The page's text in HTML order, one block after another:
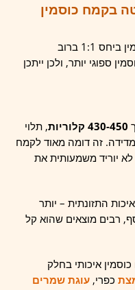
בקמח כוסמין
אפשר להחליף קמח חיטה בקמח כוסמין ביחס 1:1 ברוב
ספוגי יותר, ולכן ייתכן
430-450 קלוריות
, תלוי
זה דומה מאוד לקמח
יוריד משמעותית את
התזונתית – יותר
רבים מוצאים שהוא קל
איכותי בחלק
כפרי, עוגת שמרים